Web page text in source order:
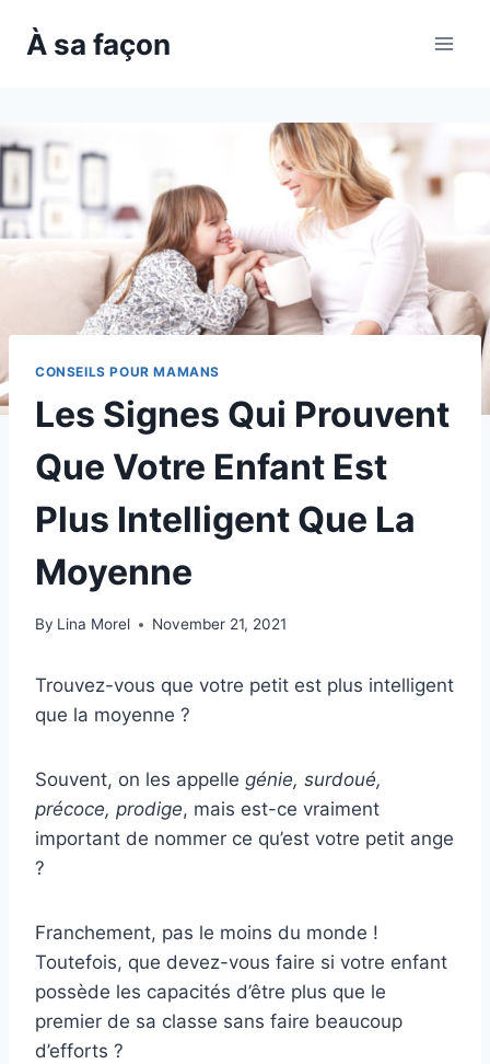
À sa façon
CONSEILS POUR MAMANS
Les Signes Qui Prouvent
Que Votre Enfant Est
Plus Intelligent Que La
Moyenne
By Lina Morel November 21, 2021
Trouvez-vous que votre petit est plus intelligent
que la moyenne ?
Souvent, on les appelle génie, surdoué,
précoce, prodige, mais est-ce vraiment
important de nommer ce qu’est votre petit ange
?
Franchement, pas le moins du monde !
Toutefois, que devez-vous faire si votre enfant
possède les capacités d’être plus que le
premier de sa classe sans faire beaucoup
d’efforts ?